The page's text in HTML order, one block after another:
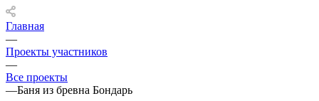
Главная
—
Проекты участников
—
Все проекты
—Баня из бревна Бондарь